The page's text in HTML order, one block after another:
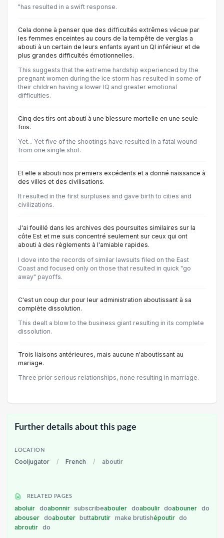
"has resulted in a swift response.
Cela donne à penser que des difficultés extrêmes vécue par
les femmes enceintes au cours de la tempête de verglas a
abouti à un certain de leurs enfants ayant un QI inférieur et de
plus grandes difficultés émotionnelles.
This suggests that the extreme hardship experienced by the
pregnant women during the ice storm has resulted in some of
their children having a lower IQ and greater emotional
difficulties.
Cinq des tirs ont abouti à une blessure mortelle en une seule
fois.
Yet... Yet five of the shootings have resulted in a fatal wound
from one single shot.
Et elle a abouti nos premiers excédents et a donné naissance à
des villes et des civilisations.
It resulted in the first surpluses and gave birth to cities and
civilizations.
J'ai fouillé dans les archives des poursuites similaires sur la
côte Est et me suis concentré seulement sur ceux qui ont
abouti à des règlements à l'amiable rapides.
I dove into the records of similar lawsuits filed on the East
Coast and focused only on those that resulted in quick "go
away" payoffs.
C'est un coup dur pour leur administration aboutissant à sa
complète dissolution.
This dealt a blow to the business giant resulting in its complete
dissolution.
Trois liaisons antérieures, mais aucune n'aboutissant au
mariage.
Three prior serious relationships, none resulting in marriage.
Further details about this page
LOCATION
Cooljugator / French / aboutir
RELATED PAGES
aboluir doabonnir subscribeabouler doaboulir doabouner do
abouser doabouter buttabrutir make brutishépoutir do
abroutir do